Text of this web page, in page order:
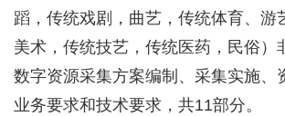
蹈，传统戏剧，曲艺，传统体育、游
美术，传统技艺，传统医药，民俗）
数字资源采集方案编制、采集实施、
业务要求和技术要求，共11部分。